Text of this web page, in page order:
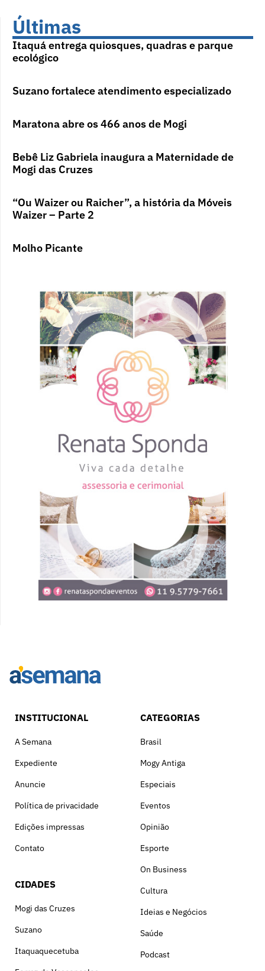
Últimas
Itaquá entrega quiosques, quadras e parque
ecológico
Suzano fortalece atendimento especializado
Maratona abre os 466 anos de Mogi
Bebê Liz Gabriela inaugura a Maternidade de
Mogi das Cruzes
“Ou Waizer ou Raicher”, a história da Móveis
Waizer – Parte 2
Molho Picante
INSTITUCIONAL
A Semana
Expediente
Anuncie
Política de privacidade
Edições impressas
Contato
CIDADES
Mogi das Cruzes
Suzano
Itaquaquecetuba
CATEGORIAS
Brasil
Mogy Antiga
Especiais
Eventos
Opinião
Esporte
On Business
Cultura
Ideias e Negócios
Saúde
Podcast